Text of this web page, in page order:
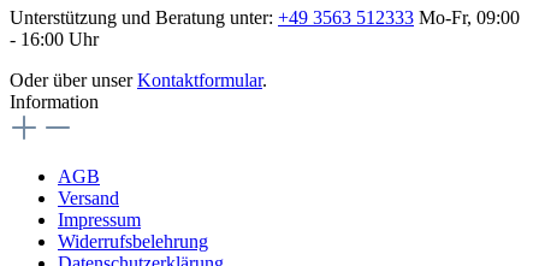
Unterstützung und Beratung unter: +49 3563 512333 Mo-Fr, 09:00
- 16:00 Uhr
Oder über unserKontaktformular.
Information
AGB
Versand
Impressum
Widerrufsbelehrung